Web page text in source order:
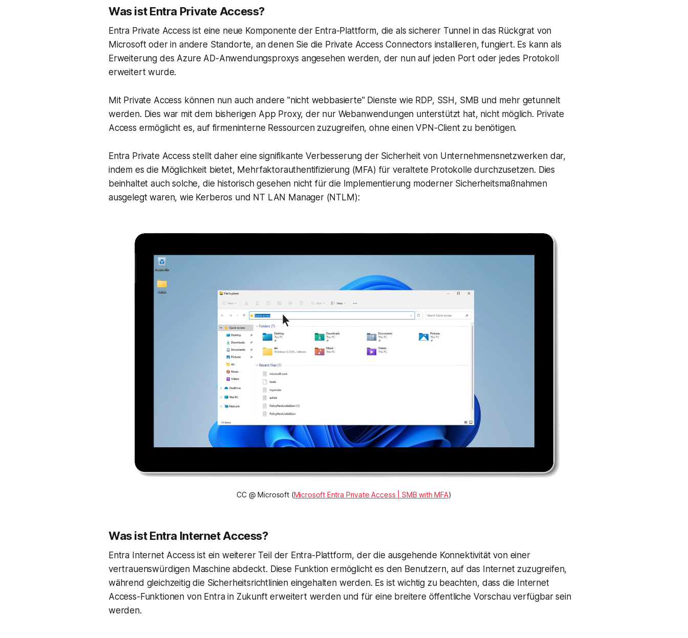
Was ist Entra Private Access?
Entra Private Access ist eine neue Komponente der Entra-Plattform, die als sicherer Tunnel in das Rückgrat von
Microsoft oder in andere Standorte, an denen Sie die Private Access Connectors installieren, fungiert. Es kann als
Erweiterung des Azure AD-Anwendungsproxys angesehen werden, der nun auf jeden Port oder jedes Protokoll
erweitert wurde.
Mit Private Access können nun auch andere "nicht webbasierte" Dienste wie RDP, SSH, SMB und mehr getunnelt
werden. Dies war mit dem bisherigen App Proxy, der nur Webanwendungen unterstützt hat, nicht möglich. Private
Access ermöglicht es, auf firmeninterne Ressourcen zuzugreifen, ohne einen VPN-Client zu benötigen.
Entra Private Access stellt daher eine signifikante Verbesserung der Sicherheit von Unternehmensnetzwerken dar,
indem es die Möglichkeit bietet, Mehrfaktorauthentifizierung (MFA) für veraltete Protokolle durchzusetzen. Dies
beinhaltet auch solche, die historisch gesehen nicht für die Implementierung moderner Sicherheitsmaßnahmen
ausgelegt waren, wie Kerberos und NT LAN Manager (NTLM):
CC @ Microsoft (Microsoft Entra Private Access | SMB with MFA)
Was ist Entra Internet Access?
Entra Internet Access ist ein weiterer Teil der Entra-Plattform, der die ausgehende Konnektivität von einer
vertrauenswürdigen Maschine abdeckt. Diese Funktion ermöglicht es den Benutzern, auf das Internet zuzugreifen,
während gleichzeitig die Sicherheitsrichtlinien eingehalten werden. Es ist wichtig zu beachten, dass die Internet
Access-Funktionen von Entra in Zukunft erweitert werden und für eine breitere öffentliche Vorschau verfügbar sein
werden.